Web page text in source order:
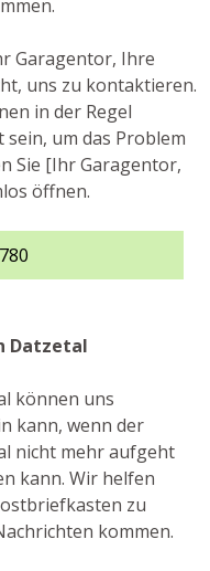
Garagentor, Ihre
uns zu kontaktieren.
in der Regel
um das Problem
Sie [Ihr Garagentor,
öffnen.
Datzetal
können uns
kann, wenn der
nicht mehr aufgeht
kann. Wir helfen
zu
kommen.